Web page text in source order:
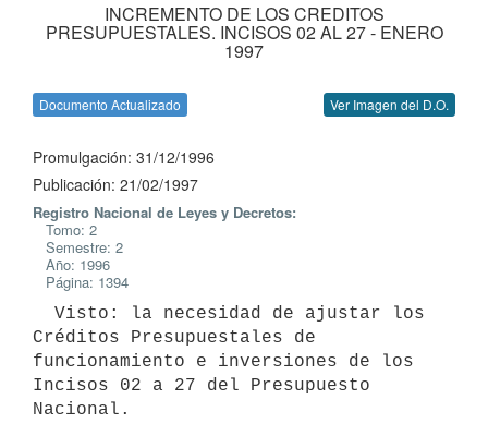
INCREMENTO DE LOS CREDITOS
PRESUPUESTALES. INCISOS 02 AL 27 - ENERO
1997
Documento Actualizado Ver Imagen del D.O.
Promulgación: 31/12/1996
Publicación: 21/02/1997
Registro Nacional de Leyes y Decretos:
Tomo: 2
Semestre: 2
Año: 1996
Página: 1394
Créditos Presupuestales de
funcionamiento e inversiones de los
Incisos 02 a 27 del Presupuesto
Nacional.